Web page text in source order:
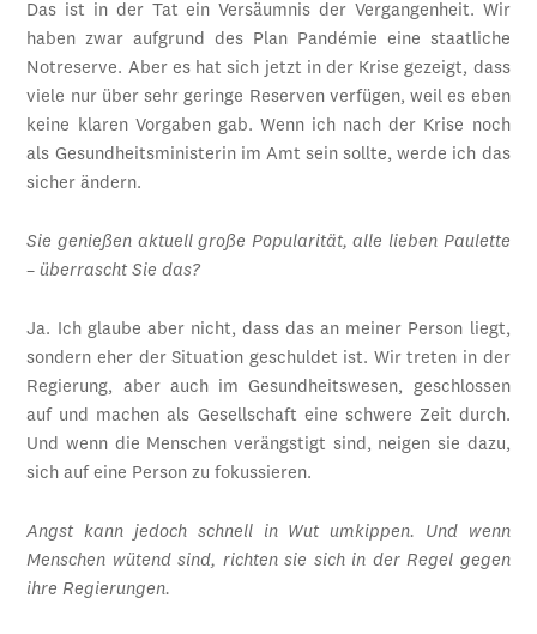
Das ist in der Tat ein Versäumnis der Vergangenheit. Wir
haben zwar aufgrund des Plan Pandémie eine staatliche
Notreserve. Aber es hat sich jetzt in der Krise gezeigt, dass
viele nur über sehr geringe Reserven verfügen, weil es eben
keine klaren Vorgaben gab. Wenn ich nach der Krise noch
als Gesundheitsministerin im Amt sein sollte, werde ich das
sicher ändern.
Sie genießen aktuell große Popularität, alle lieben Paulette
– überrascht Sie das?
Ja. Ich glaube aber nicht, dass das an meiner Person liegt,
sondern eher der Situation geschuldet ist. Wir treten in der
Regierung, aber auch im Gesundheitswesen, geschlossen
auf und machen als Gesellschaft eine schwere Zeit durch.
Und wenn die Menschen verängstigt sind, neigen sie dazu,
sich auf eine Person zu fokussieren.
Angst kann jedoch schnell in Wut umkippen. Und wenn
Menschen wütend sind, richten sie sich in der Regel gegen
ihre Regierungen.